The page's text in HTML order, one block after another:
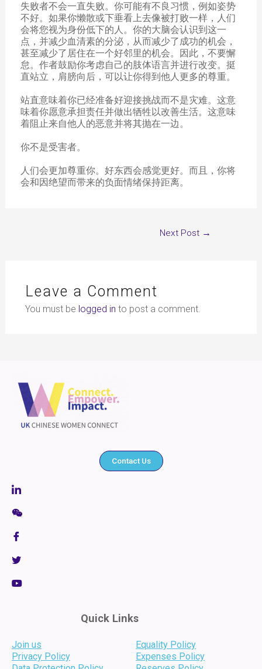
失败者不会一直失败。你可能有不良习惯，例如姿势
不好。如果你懒散或下垂看上去像被打败一样，人们
会将您视为身份低下的人。你的大脑会认识到这一
点，并减少血清素的分泌，从而减少了成功的机会，
甚至减少了居住在一个好邻里的机会。因此，不要懈
怠。作者鼓励你考虑自己的肢体语言并进行改变。挺
直站立，肩膀向后，可以让你得到他人更多的尊重。
站直意味着你已经准备好迎接挑战而不是灾难。这意
味着你愿意承担责任并做出牺牲以改善生活。这意味
着阻止来自他人的恶意并将其抛在一边。
你不是受害者。
人们会更加尊重你。好东西会感觉更好。而且，你将
会和因绝望而带来的负面情绪保持距离。
Next Post →
Leave a Comment
You must be logged in to post a comment.
Contact Us
Quick Links
Join us
Privacy Policy
Equality Policy
Expenses Policy